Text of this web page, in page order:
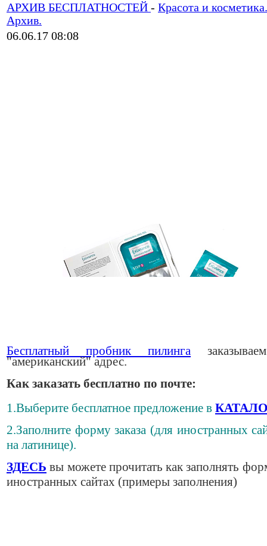
АРХИВ БЕСПЛАТНОСТЕЙ - Красота и косметика.
Архив.
06.06.17 08:08
Бесплатный пробник пилинга
"американский" адрес.
Как заказать бесплатно по почте:
1.Выберите бесплатное предложение в
2.Заполните форму заказа (для иностранных
на латинице).
ЗДЕСЬ вы можете прочитать как заполнять
иностранных сайтах (примеры заполнения)